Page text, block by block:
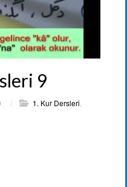
9
/ 1. Kur Dersleri